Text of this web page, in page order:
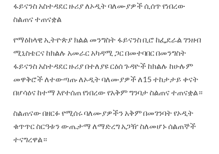
ፋይናንስ አስተዳደር ዙሪያ ለኦዲት ባለሙያዎች ሲሰጥ የነበረው
ስልጠና ተጠናቋል
የማዕከላዊ ኢትዮጵያ ክልል መንግስት ፋይናንስ ቢሮ ከፌደራል ገንዘብ
ሚኒስቴርና ከክልሉ አመራር አካዳሚ ጋር በመተባበር በመንግስት
ፋይናንስ አስተዳደር ዙሪያ በተለያዩ ርዕሰ ጉዳዮች ከክልሉ ከሁሉም
መዋቅሮች ለተውጣጡ ለኦዲት ባለሙያዎች ለ15 ተከታታይ ቀናት
በሆሳዕና ከተማ እየተሰጠ የነበረው የአቅም ግንባታ ስልጠና ተጠናቋል።
ስልጠናው በዘርፉ የሚሰሩ ባለሙያዎችን አቅም በመገንባት የኦዲት
ቁጥጥር ስርዓቱን ውጤታማ ለማድረግ አጋዥ ስለመሆኑ ሰልጠኞች
ተናግረዋል።